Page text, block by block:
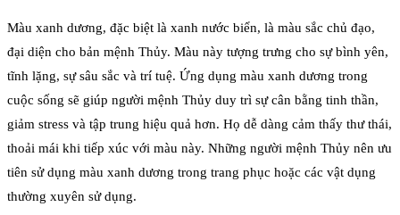
Màu xanh dương, đặc biệt là xanh nước biển, là màu sắc chủ đạo,
đại diện cho bản mệnh Thủy. Màu này tượng trưng cho sự bình yên,
tĩnh lặng, sự sâu sắc và trí tuệ. Ứng dụng màu xanh dương trong
cuộc sống sẽ giúp người mệnh Thủy duy trì sự cân bằng tinh thần,
giảm stress và tập trung hiệu quả hơn. Họ dễ dàng cảm thấy thư thái,
thoải mái khi tiếp xúc với màu này. Những người mệnh Thủy nên ưu
tiên sử dụng màu xanh dương trong trang phục hoặc các vật dụng
thường xuyên sử dụng.